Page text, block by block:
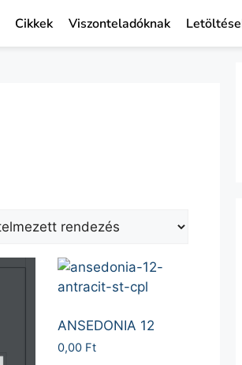
Cikkek Viszonteladóknak
ANSEDONIA 12
0,00 Ft